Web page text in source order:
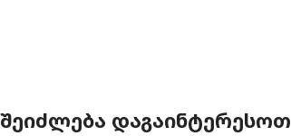
ᲨᲔᲘᲫᲚᲔᲑᲐ ᲓᲐᲒᲐᲘᲜᲢᲔᲠᲔᲡᲝᲗ